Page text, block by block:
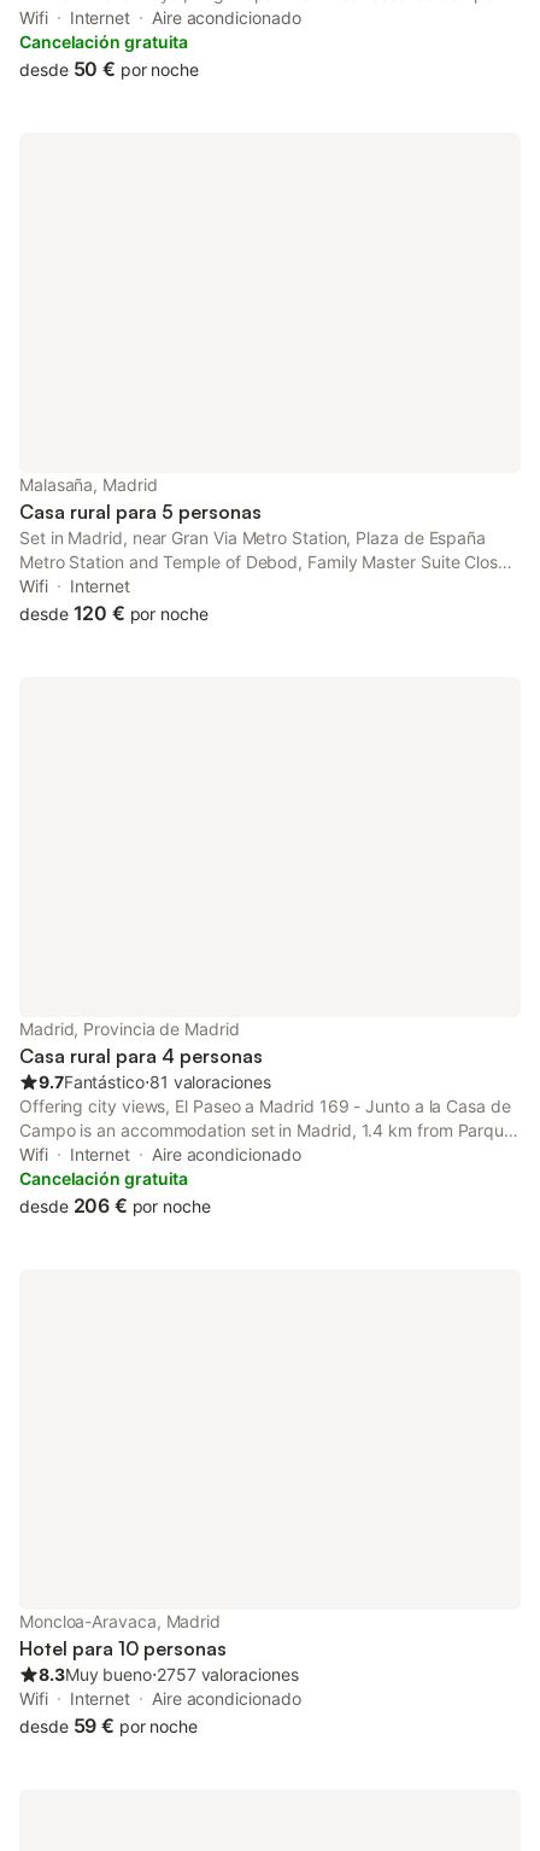
Batuecas provides air-conditioned accommodation with a
balcony and free WiFi. The property has city and quiet street
views, and is...
Wifi Internet
Aire acondicionado
Cancelación gratuita
desde 50 € por noche
Malasaña, Madrid
Casa rural para 5 personas
Set in Madrid, near Gran Via Metro Station, Plaza de España
Metro Station and Temple of Debod, Family Master Suite Close
By GranVia features free WiFi. This apartment is 800 metres
from Puerta del Sol and 1.6 km from Casa de Campo.
Wifi
Internet
desde 120 € por noche
Madrid, Provincia de Madrid
Casa rural para 4 personas
9.7Fantástico⋅81 valoraciones
Offering city views, El Paseo a Madrid 169 - Junto a la Casa de
Campo is an accommodation set in Madrid, 1.4 km from Parque
de Atracciones de Madrid and 3.4 km from Plaza de España
Metro Station.
Wifi Internet
Aire acondicionado
Cancelación gratuita
desde 206 € por noche
Moncloa-Aravaca, Madrid
Hotel para 10 personas
8.3Muy bueno⋅2757 valoraciones
Wifi
Internet
Aire acondicionado
desde 59 € por noche